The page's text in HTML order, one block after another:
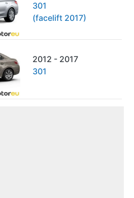
301
(facelift 2017)
2012 - 2017
301